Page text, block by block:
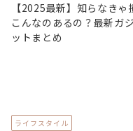
【2025最新】知らなきゃ
こんなのあるの？最新ガ
ットまとめ
ライフスタイル